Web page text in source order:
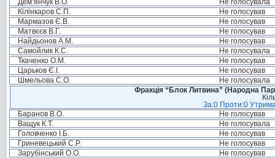
Дем’янчук В.О.
Не голосувала
Кілінкаров С.П.
Не голосував
Мармазов Є.В.
Не голосував
Матвєєв В.Г.
Не голосував
Найдьонов А.М.
Не голосував
Самойлик К.С.
Не голосувала
Ткаченко О.М.
Не голосував
Царьков Є.І.
Не голосував
Шмельова С.О.
Не голосувала
Фракція “Блок Литвина” (Народна
За:0 Проти:0
Баранов В.О.
Не голосував
Ващук К.Т.
Не голосувала
Головченко І.Б.
Не голосував
Гриневецький С.Р.
Не голосував
Зарубінський О.О.
Не голосував